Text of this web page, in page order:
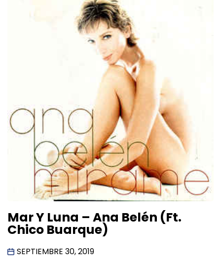
Mar Y Luna – Ana Belén (Ft.
Chico Buarque)
SEPTIEMBRE 30, 2019